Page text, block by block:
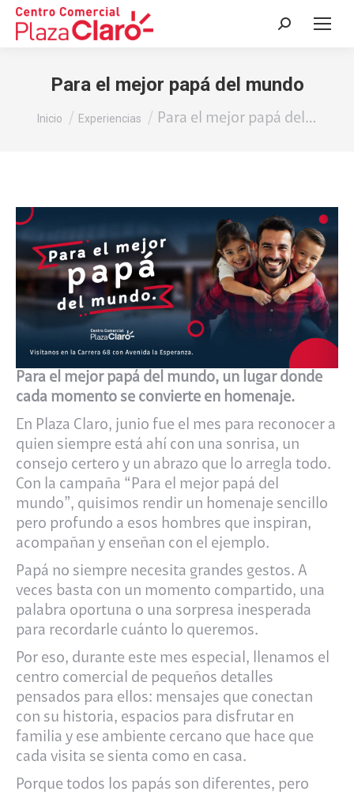
Buscar:
Para el mejor papá del mundo
Estás aquí:
Inicio Experiencias Para el mejor papá del…
Para el mejor papá del mundo, un lugar donde
cada momento se convierte en homenaje.
En Plaza Claro, junio fue el mes para reconocer a
quien siempre está ahí con una sonrisa, un
consejo certero y un abrazo que lo arregla todo.
Con la campaña “Para el mejor papá del
mundo”, quisimos rendir un homenaje sencillo
pero profundo a esos hombres que inspiran,
acompañan y enseñan con el ejemplo.
Papá no siempre necesita grandes gestos. A
veces basta con un momento compartido, una
palabra oportuna o una sorpresa inesperada
para recordarle cuánto lo queremos.
Por eso, durante este mes especial, llenamos el
centro comercial de pequeños detalles
pensados para ellos: mensajes que conectan
con su historia, espacios para disfrutar en
familia y ese ambiente cercano que hace que
cada visita se sienta como en casa.
Porque todos los papás son diferentes, pero